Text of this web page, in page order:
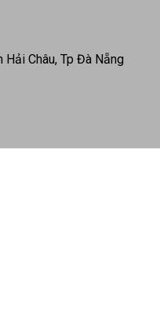
Châu, Tp Đà Nẵng